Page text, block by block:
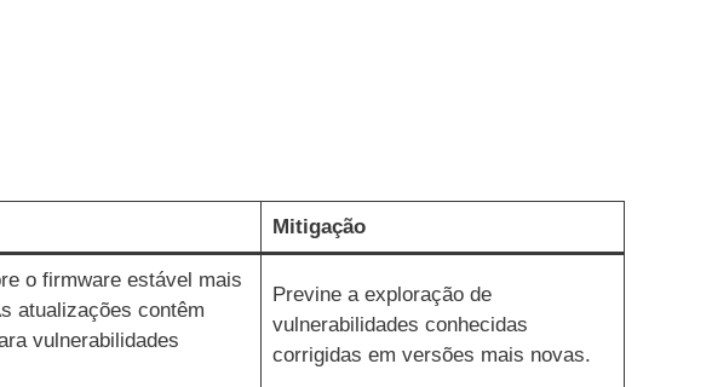
Mitigação
o firmware estável mais
atualizações contêm
vulnerabilidades
Previne a exploração de
vulnerabilidades conhecidas
corrigidas em versões mais novas.